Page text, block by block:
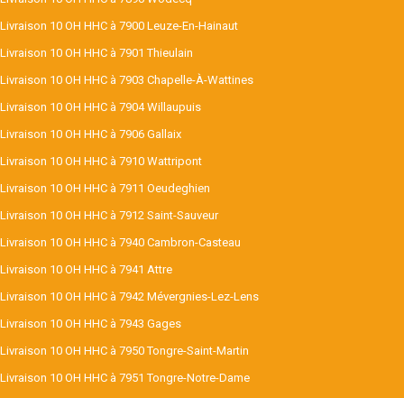
Livraison 10 OH HHC à 7900 Leuze-En-Hainaut
Livraison 10 OH HHC à 7901 Thieulain
Livraison 10 OH HHC à 7903 Chapelle-À-Wattines
Livraison 10 OH HHC à 7904 Willaupuis
Livraison 10 OH HHC à 7906 Gallaix
Livraison 10 OH HHC à 7910 Wattripont
Livraison 10 OH HHC à 7911 Oeudeghien
Livraison 10 OH HHC à 7912 Saint-Sauveur
Livraison 10 OH HHC à 7940 Cambron-Casteau
Livraison 10 OH HHC à 7941 Attre
Livraison 10 OH HHC à 7942 Mévergnies-Lez-Lens
Livraison 10 OH HHC à 7943 Gages
Livraison 10 OH HHC à 7950 Tongre-Saint-Martin
Livraison 10 OH HHC à 7951 Tongre-Notre-Dame